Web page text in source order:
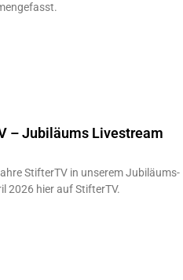
– Jubiläums Livestream
StifterTV in unserem Jubiläums-
2026 hier auf StifterTV.